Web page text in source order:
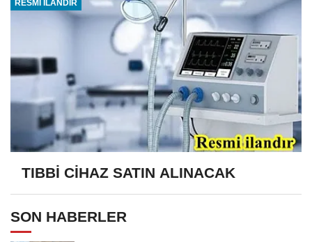
RESMİ İLANDIR
TIBBİ CİHAZ SATIN ALINACAK
SON HABERLER